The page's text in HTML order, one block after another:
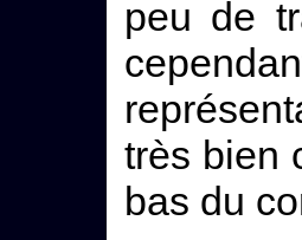
peu de
très bien
bas du